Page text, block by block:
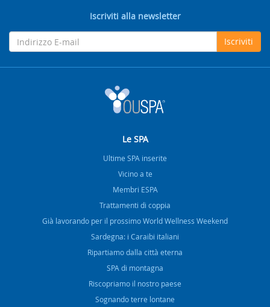
Iscriviti alla newsletter
Iscriviti
Le SPA
Ultime SPA inserite
Vicino a te
Membri ESPA
Trattamenti di coppia
Già lavorando per il prossimo World Wellness Weekend
Sardegna: i Caraibi italiani
Ripartiamo dalla città eterna
SPA di montagna
Riscopriamo il nostro paese
Sognando terre lontane